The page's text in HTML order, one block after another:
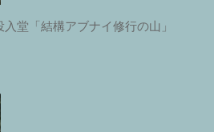
入堂「結構アブナイ修行の山」